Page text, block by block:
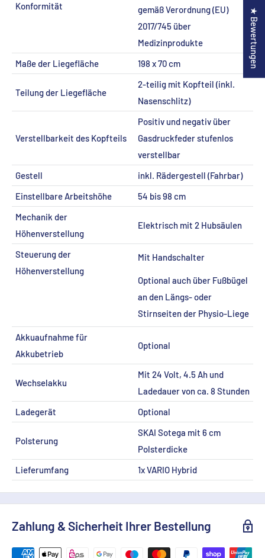
Konformität
gemäß Verordnung (EU)
2017/745 über
Medizinprodukte
Maße der Liegefläche
198 x 70 cm
Teilung der Liegefläche
2-teilig mit Kopfteil (inkl.
Nasenschlitz)
Verstellbarkeit des Kopfteils
Positiv und negativ über
Gasdruckfeder stufenlos
verstellbar
Gestell
inkl. Rädergestell (Fahrbar)
Einstellbare Arbeitshöhe
54 bis 98 cm
Mechanik der
Höhenverstellung
Elektrisch mit 2 Hubsäulen
Steuerung der
Höhenverstellung
Mit Handschalter
Optional auch über Fußbügel
an den Längs- oder
Stirnseiten der Physio-Liege
Akkuaufnahme für
Akkubetrieb
Optional
Wechselakku
Mit 24 Volt, 4.5 Ah und
Ladedauer von ca. 8 Stunden
Ladegerät
Optional
Polsterung
SKAI Sotega mit 6 cm
Polsterdicke
Lieferumfang
1x VARIO Hybrid
Zahlung & Sicherheit Ihrer Bestellung
★ Bewertungen